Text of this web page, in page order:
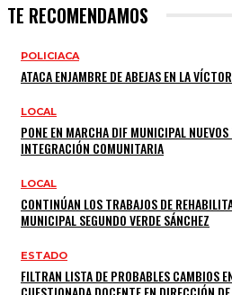
TE RECOMENDAMOS
POLICIACA
ATACA ENJAMBRE DE ABEJAS EN LA
LOCAL
PONE EN MARCHA DIF MUNICIPAL
INTEGRACIÓN COMUNITARIA
LOCAL
CONTINÚAN LOS TRABAJOS DE
MUNICIPAL SEGUNDO VERDE SÁNCHEZ
ESTADO
FILTRAN LISTA DE PROBABLES CAMBIOS